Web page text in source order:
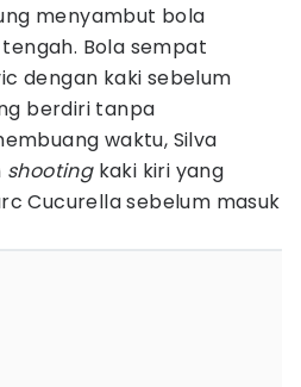
menyambut bola
Bola sempat
dengan kaki sebelum
berdiri tanpa
waktu, Silva
shooting kaki kiri yang
Cucurella sebelum masuk